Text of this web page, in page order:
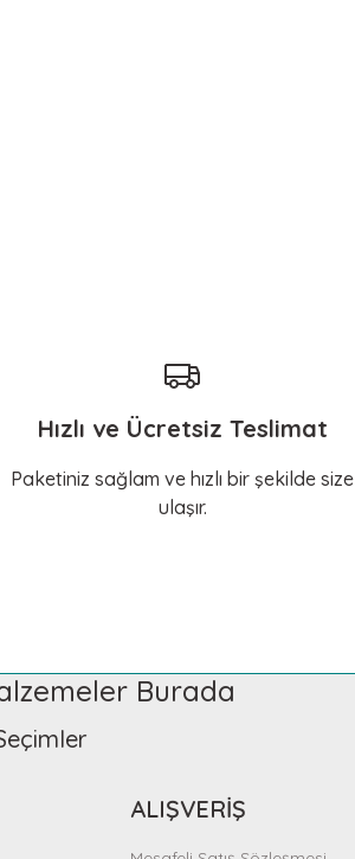
Hızlı ve Ücretsiz Teslimat
Paketiniz sağlam ve hızlı bir şekilde size
ulaşır.
Burada
ALIŞVERİŞ